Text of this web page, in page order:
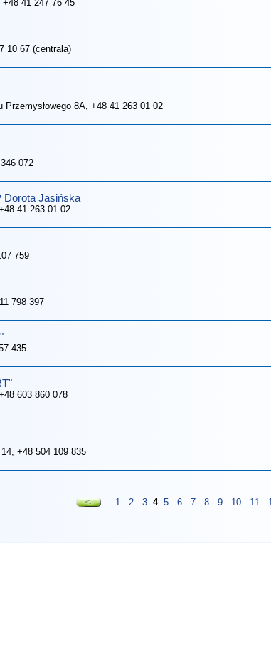
+48 41 247 76 45
10 67 (centrala)
Przemysłowego 8A, +48 41 263 01 02
072
Dorota Jasińska
41 263 01 02
759
798 397
435
603 860 078
, +48 504 109 835
1 2 3 4 5 6 7 8 9 10 11